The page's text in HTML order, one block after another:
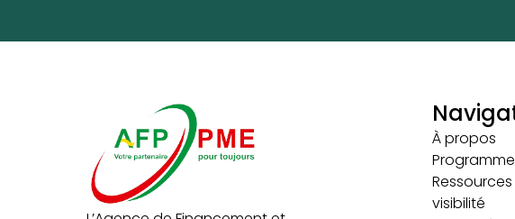
À propos
visibilité